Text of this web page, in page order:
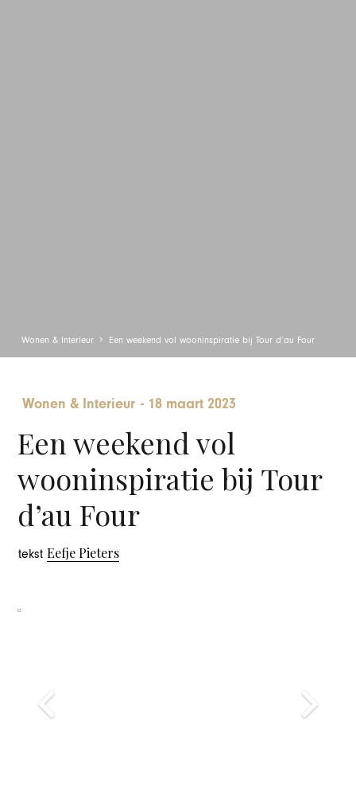
Wonen & Interieur Een weekend vol wooninspiratie bij Tour d’au Four
Wonen & Interieur - 18 maart 2023
Een weekend vol
wooninspiratie bij Tour
d’au Four
tekstEefje Pieters